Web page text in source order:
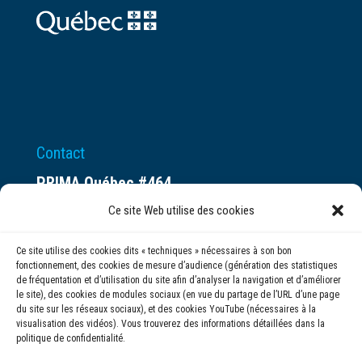
Ce site Web utilise des cookies
Ce site utilise des cookies dits « techniques » nécessaires à son bon
fonctionnement, des cookies de mesure d’audience (génération des statistiques
de fréquentation et d’utilisation du site afin d’analyser la navigation et d’améliorer
le site), des cookies de modules sociaux (en vue du partage de l’URL d’une page
du site sur les réseaux sociaux), et des cookies YouTube (nécessaires à la
visualisation des vidéos). Vous trouverez des informations détaillées dans la
politique de confidentialité.
Contact
PRIMA Québec #464
Espace ax.c
Montréal (QC) H3C 0B4
(514) 284-0211